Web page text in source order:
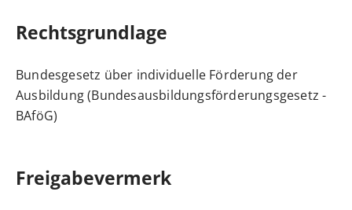
Rechtsgrundlage
Bundesgesetz über individuelle Förderung der
Ausbildung (Bundesausbildungsförderungsgesetz -
BAföG)
Freigabevermerk